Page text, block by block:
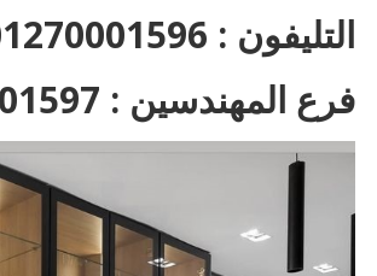
التليفون : 01270001596
فرع المهندسين : 01270001597